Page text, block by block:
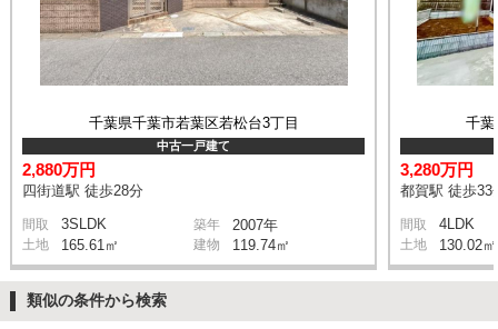
千葉県千葉市若葉区若松台3丁目
中古一戸建て
2,880万円
四街道駅 徒歩28分
間取 3SLDK 築年 2007年
土地 165.61㎡ 建物 119.74㎡
千葉
3,280万円
都賀駅 徒歩33
間取 4LDK
土地 130.02㎡
類似の条件から検索